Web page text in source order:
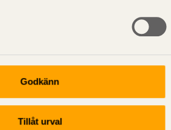
Godkänn
Tillåt urval